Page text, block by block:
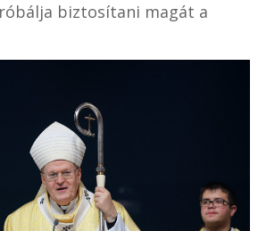
biztosítani magát a